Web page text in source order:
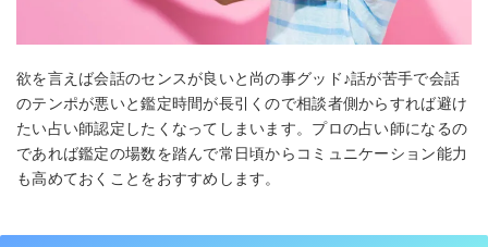
欲を言えば会話のセンスが良いと尚の事グッド♪話が苦手で会話
のテンポが悪いと鑑定時間が長引くので相談者側からすれば避け
たい占い師認定したくなってしまいます。プロの占い師になるの
であれば鑑定の場数を踏んで常日頃からコミュニケーション能力
も高めておくことをおすすめします。